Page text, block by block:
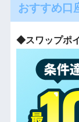
おすすめ口
◆スワップポ